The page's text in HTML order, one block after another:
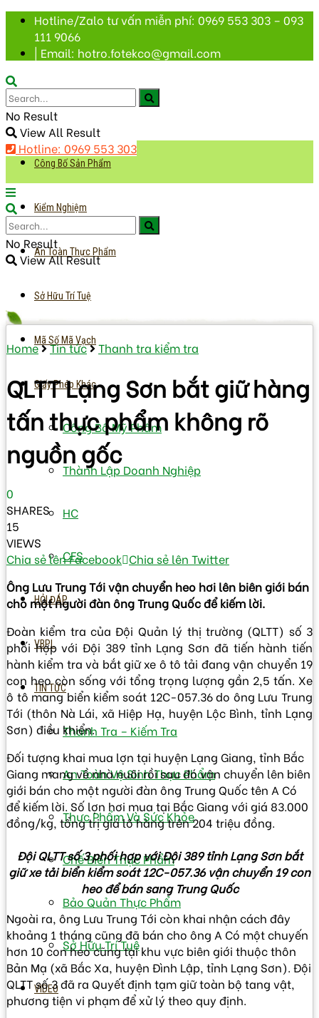
Hotline/Zalo tư vấn miễn phí: 0969 553 303 – 093
111 9066
| Email: hotro.fotekco@gmail.com
No Result
View All Result
Hotline: 0969 553 303
Công Bố Sản Phẩm
Kiểm Nghiệm
An Toàn Thực Phẩm
Sở Hữu Trí Tuệ
Mã Số Mã Vạch
Giấy Phép Khác
Công Bố Mỹ Phẩm
Thành Lập Doanh Nghiệp
HC
CFS
HỎI ĐÁP
VBPL
TIN TỨC
Thanh Tra – Kiếm Tra
An Toàn Vệ Sinh Thực Phẩm
Thực Phẩm Và Sức Khỏe
Chế Biến Thực Phẩm
Bảo Quản Thực Phẩm
Sở Hữu Trí Tuệ
VIDEO
No Result
View All Result
Home Tin tức Thanh tra kiểm tra
QLTT Lạng Sơn bắt giữ hàng
tấn thực phẩm không rõ
nguồn gốc
0
SHARES
15
VIEWS
Chia sẻ lên Facebook Chia sẻ lên Twitter
Ông Lưu Trung Tới vận chuyển heo hơi lên biên giới bán
cho một người đàn ông Trung Quốc để kiếm lời.
Đoàn kiểm tra của Đội Quản lý thị trường (QLTT) số 3
phối hợp với Đội 389 tỉnh Lạng Sơn đã tiến hành tiến
hành kiểm tra và bắt giữ xe ô tô tải đang vận chuyển 19
con heo còn sống với tổng trọng lượng gần 2,5 tấn. Xe
ô tô mang biển kiểm soát 12C-057.36 do ông Lưu Trung
Tới (thôn Nà Lái, xã Hiệp Hạ, huyện Lộc Bình, tỉnh Lạng
Sơn) điều khiển.
Đối tượng khai mua lợn tại huyện Lạng Giang, tỉnh Bắc
Giang mang về nhà nuôi rồi sau đó vận chuyển lên biên
giới bán cho một người đàn ông Trung Quốc tên A Có
để kiếm lời. Số lợn hơi mua tại Bắc Giang với giá 83.000
đồng/kg, tổng trị giá lô hàng trên 204 triệu đồng.
Đội QLTT số 3 phối hợp với Đội 389 tỉnh Lạng Sơn bắt
giữ xe tải biển kiểm soát 12C-057.36 vận chuyển 19 con
heo để bán sang Trung Quốc
Ngoài ra, ông Lưu Trung Tới còn khai nhận cách đây
khoảng 1 tháng cũng đã bán cho ông A Có một chuyến
hơn 10 con heo cũng tại khu vực biên giới thuộc thôn
Bản Mạ (xã Bắc Xa, huyện Đình Lập, tỉnh Lạng Sơn). Đội
QLTT số 3 đã ra Quyết định tạm giữ toàn bộ tang vật,
phương tiện vi phạm để xử lý theo quy định.